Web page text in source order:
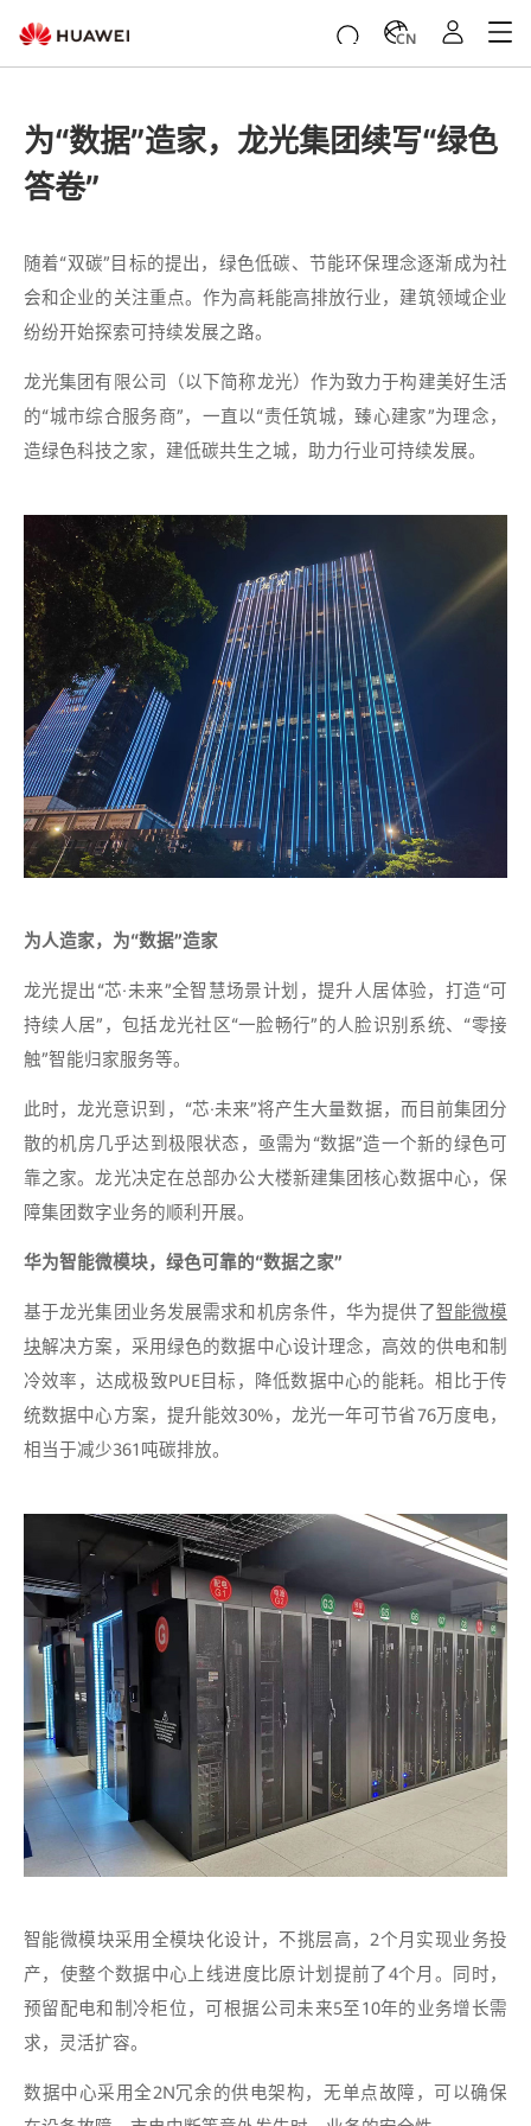
CN
为“数据”造家，龙光集团续写“绿色
答卷”
随着“双碳”目标的提出，绿色低碳、节能环保理念逐渐成为社
会和企业的关注重点。作为高耗能高排放行业，建筑领域企业
纷纷开始探索可持续发展之路。
龙光集团有限公司（以下简称龙光）作为致力于构建美好生活
的“城市综合服务商”，一直以“责任筑城，臻心建家”为理念，
造绿色科技之家，建低碳共生之城，助力行业可持续发展。
为人造家，为“数据”造家
龙光提出“芯·未来”全智慧场景计划，提升人居体验，打造“可
持续人居”，包括龙光社区“一脸畅行”的人脸识别系统、“零接
触”智能归家服务等。
此时，龙光意识到，“芯·未来”将产生大量数据，而目前集团分
散的机房几乎达到极限状态，亟需为“数据”造一个新的绿色可
靠之家。龙光决定在总部办公大楼新建集团核心数据中心，保
障集团数字业务的顺利开展。
华为智能微模块，绿色可靠的“数据之家”
基于龙光集团业务发展需求和机房条件，华为提供了智能微模
块解决方案，采用绿色的数据中心设计理念，高效的供电和制
冷效率，达成极致PUE目标，降低数据中心的能耗。相比于传
统数据中心方案，提升能效30%，龙光一年可节省76万度电，
相当于减少361吨碳排放。
智能微模块采用全模块化设计，不挑层高，2个月实现业务投
产，使整个数据中心上线进度比原计划提前了4个月。同时，
预留配电和制冷柜位，可根据公司未来5至10年的业务增长需
求，灵活扩容。
数据中心采用全2N冗余的供电架构，无单点故障，可以确保